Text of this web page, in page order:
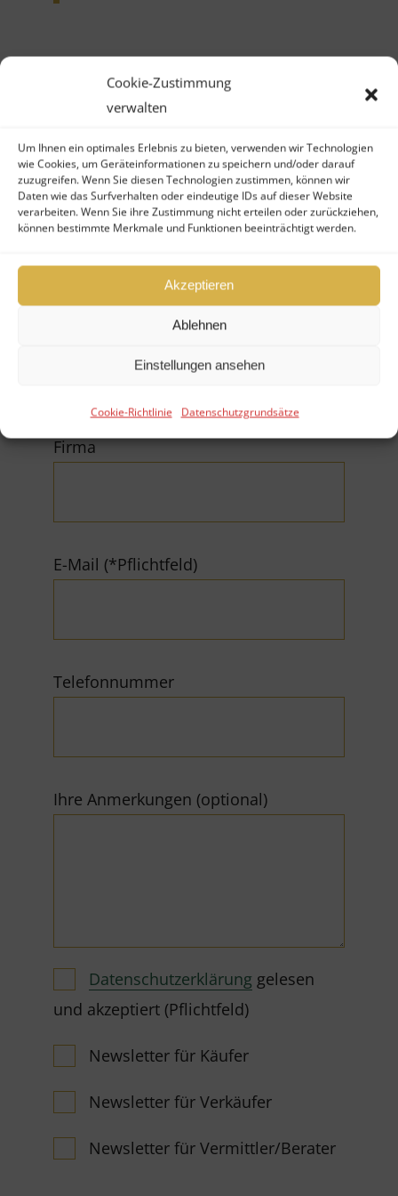
Cookie-Zustimmung
verwalten
Um Ihnen ein optimales Erlebnis zu bieten, verwenden wir Technologien
wie Cookies, um Geräteinformationen zu speichern und/oder darauf
zuzugreifen. Wenn Sie diesen Technologien zustimmen, können wir
Daten wie das Surfverhalten oder eindeutige IDs auf dieser Website
verarbeiten. Wenn Sie ihre Zustimmung nicht erteilen oder zurückziehen,
können bestimmte Merkmale und Funktionen beeinträchtigt werden.
Akzeptieren
Ablehnen
Einstellungen ansehen
Cookie-Richtlinie Datenschutzgrundsätze
Fonds verkaufen
Fonds kaufen
Ihr Vorname (*Pflichtfeld)
Ihr Nachname (*Pflichtfeld)
Firma
E-Mail (*Pflichtfeld)
Telefonnummer
Ihre Anmerkungen (optional)
Datenschutzerklärung gelesen
und akzeptiert (Pflichtfeld)
Newsletter für Käufer
Newsletter für Verkäufer
Newsletter für Vermittler/Berater